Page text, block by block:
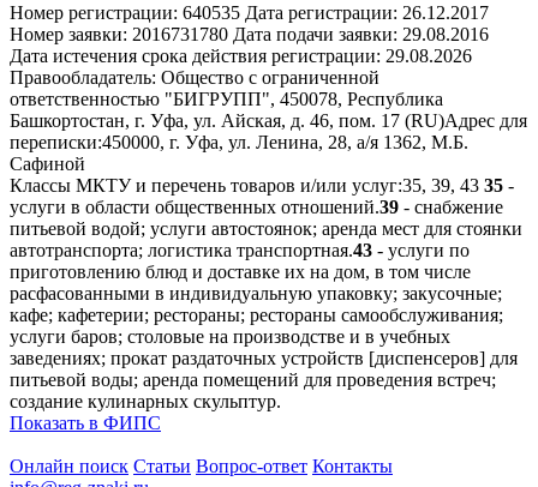
Номер регистрации: 640535 Дата регистрации: 26.12.2017
Номер заявки: 2016731780 Дата подачи заявки: 29.08.2016
Дата истечения срока действия регистрации: 29.08.2026
Правообладатель: Общество с ограниченной
ответственностью "БИГРУПП", 450078, Республика
Башкортостан, г. Уфа, ул. Айская, д. 46, пом. 17 (RU)Адрес для
переписки:450000, г. Уфа, ул. Ленина, 28, а/я 1362, М.Б.
Сафиной
Классы МКТУ и перечень товаров и/или услуг:35, 39, 43 35 -
услуги в области общественных отношений.39 - снабжение
питьевой водой; услуги автостоянок; аренда мест для стоянки
автотранспорта; логистика транспортная.43 - услуги по
приготовлению блюд и доставке их на дом, в том числе
расфасованными в индивидуальную упаковку; закусочные;
кафе; кафетерии; рестораны; рестораны самообслуживания;
услуги баров; столовые на производстве и в учебных
заведениях; прокат раздаточных устройств [диспенсеров] для
питьевой воды; аренда помещений для проведения встреч;
создание кулинарных скульптур.
Показать в ФИПС
Онлайн поиск Статьи Вопрос-ответ Контакты